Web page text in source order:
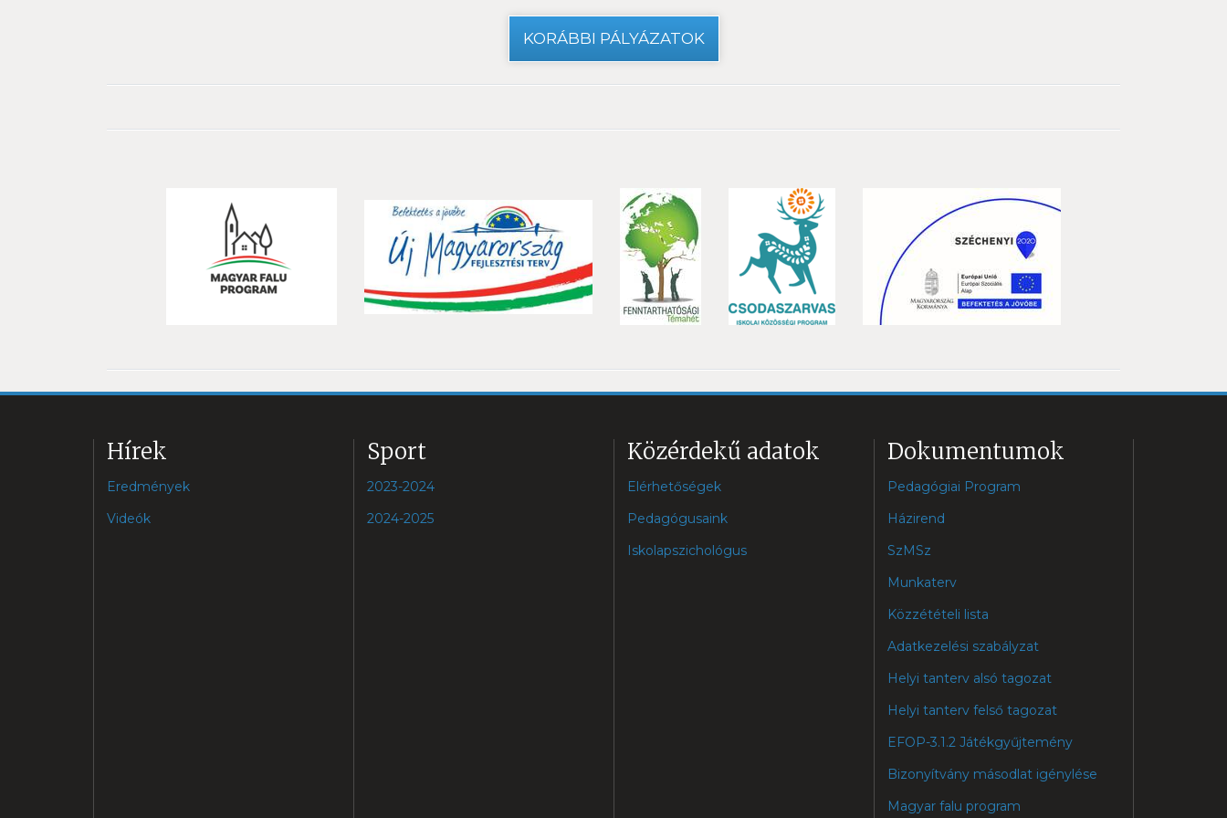
KORÁBBI PÁLYÁZATOK
Hírek
Eredmények
Videók
Sport
2023-2024
2024-2025
Közérdekű adatok
Elérhetőségek
Pedagógusaink
Iskolapszichológus
Dokumentumok
Pedagógiai Program
Házirend
SzMSz
Munkaterv
Közzétételi lista
Adatkezelési szabályzat
Helyi tanterv alsó tagozat
Helyi tanterv felső tagozat
EFOP-3.1.2 Játékgyűjtemény
Bizonyítvány másodlat igénylése
Magyar falu program